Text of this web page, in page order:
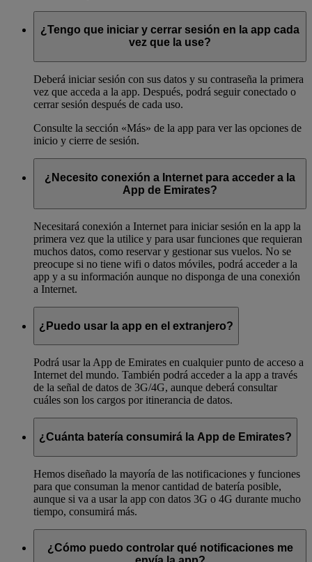
¿Tengo que iniciar y cerrar sesión en la app cada
vez que la use?
Deberá iniciar sesión con sus datos y su contraseña la primera
vez que acceda a la app. Después, podrá seguir conectado o
cerrar sesión después de cada uso.
Consulte la sección «Más» de la app para ver las opciones de
inicio y cierre de sesión.
¿Necesito conexión a Internet para acceder a la
App de Emirates?
Necesitará conexión a Internet para iniciar sesión en la app la
primera vez que la utilice y para usar funciones que requieran
muchos datos, como reservar y gestionar sus vuelos. No se
preocupe si no tiene wifi o datos móviles, podrá acceder a la
app y a su información aunque no disponga de una conexión
a Internet.
¿Puedo usar la app en el extranjero?
Podrá usar la App de Emirates en cualquier punto de acceso a
Internet del mundo. También podrá acceder a la app a través
de la señal de datos de 3G/4G, aunque deberá consultar
cuáles son los cargos por itinerancia de datos.
¿Cuánta batería consumirá la App de Emirates?
Hemos diseñado la mayoría de las notificaciones y funciones
para que consuman la menor cantidad de batería posible,
aunque si va a usar la app con datos 3G o 4G durante mucho
tiempo, consumirá más.
¿Cómo puedo controlar qué notificaciones me